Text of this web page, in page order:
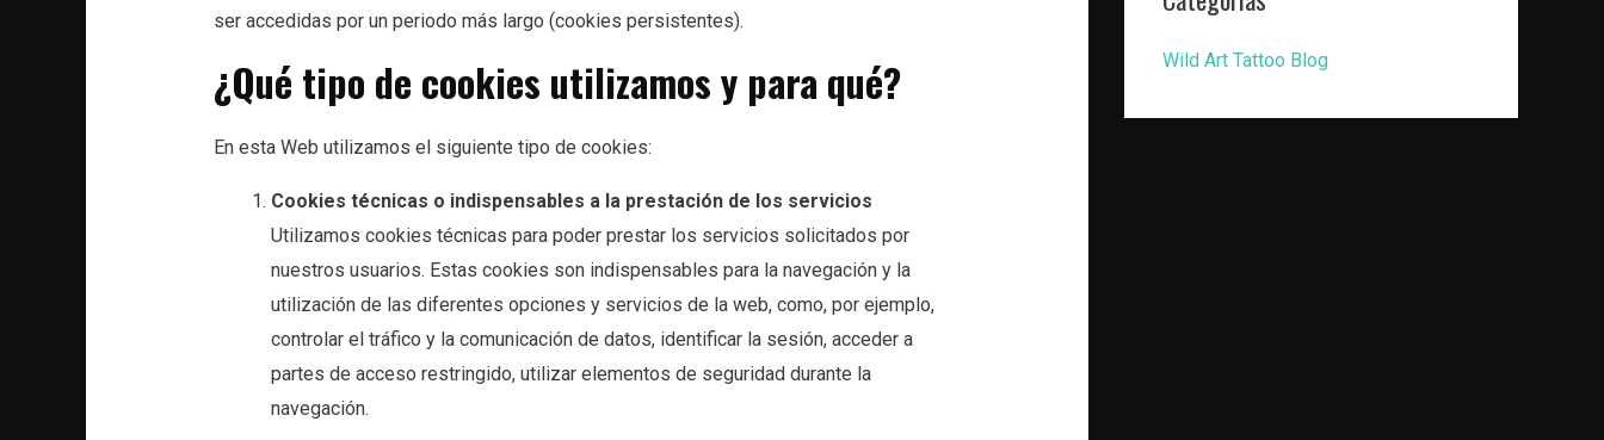
ser accedidas por un periodo más largo (cookies persistentes).
¿Qué tipo de cookies utilizamos y para qué?
En esta Web utilizamos el siguiente tipo de cookies:
Cookies técnicas o indispensables a la prestación de los servicios
Utilizamos cookies técnicas para poder prestar los servicios solicitados por
nuestros usuarios. Estas cookies son indispensables para la navegación y la
utilización de las diferentes opciones y servicios de la web, como, por ejemplo,
controlar el tráfico y la comunicación de datos, identificar la sesión, acceder a
partes de acceso restringido, utilizar elementos de seguridad durante la
navegación.
Wild Art Tattoo Blog